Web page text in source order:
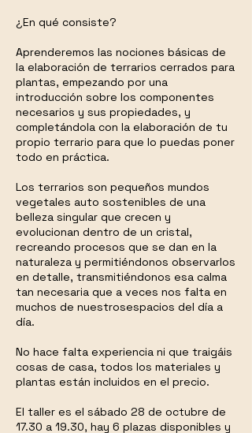
¿En qué consiste?
Aprenderemos las nociones básicas de
la elaboración de terrarios cerrados para
plantas, empezando por una
introducción sobre los componentes
necesarios y sus propiedades, y
completándola con la elaboración de tu
propio terrario para que lo puedas poner
todo en práctica.
Los terrarios son pequeños mundos
vegetales auto sostenibles de una
belleza singular que crecen y
evolucionan dentro de un cristal,
recreando procesos que se dan en la
naturaleza y permitiéndonos observarlos
en detalle, transmitiéndonos esa calma
tan necesaria que a veces nos falta en
muchos de nuestrosespacios del día a
día.
No hace falta experiencia ni que traigáis
cosas de casa, todos los materiales y
plantas están incluidos en el precio.
El taller es el sábado 28 de octubre de
17.30 a 19.30, hay 6 plazas disponibles y